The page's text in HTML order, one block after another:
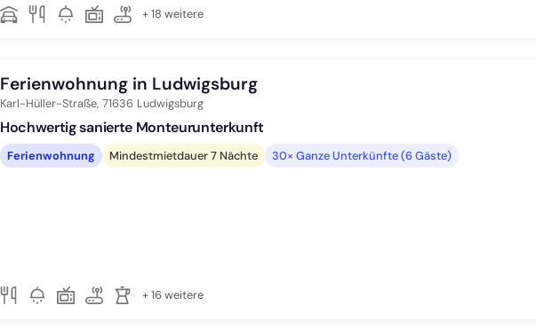
+ 18 weitere
Ferienwohnung in Ludwigsburg
Karl-Hüller-Straße, 71636 Ludwigsburg
Hochwertig sanierte Monteurunterkunft
Ferienwohnung Mindestmietdauer 7 Nächte 30× Ganze Unterkünfte (6 Gäste)
+ 16 weitere